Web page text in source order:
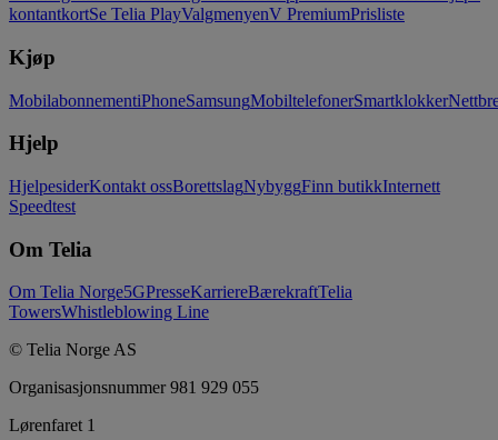
kontantkortSe Telia PlayValgmenyenV PremiumPrisliste
Kjøp
MobilabonnementiPhoneSamsungMobiltelefonerSmartklokker
Hjelp
HjelpesiderKontakt ossBorettslagNybyggFinn butikkInternett
Speedtest
Om Telia
Om Telia Norge5GPresseKarriereBærekraftTelia
TowersWhistleblowing Line
© Telia Norge AS
Organisasjonsnummer 981 929 055
Lørenfaret 1